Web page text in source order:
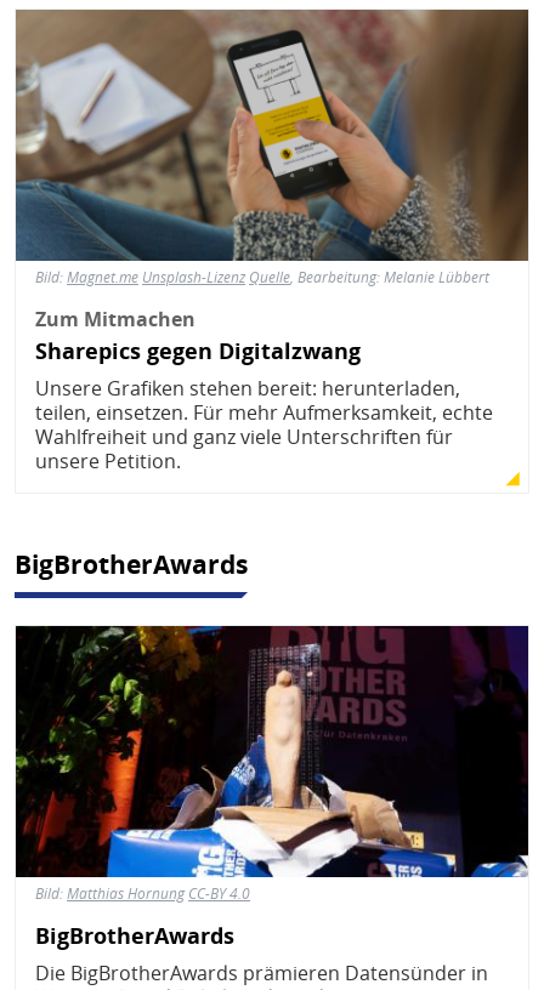
Bild
Bild:Magnet.me Unsplash-Lizenz Quelle, Bearbeitung: Melanie Lübbert
Zum Mitmachen
Sharepics gegen Digitalzwang
Unsere Grafiken stehen bereit: herunterladen,
teilen, einsetzen. Für mehr Aufmerksamkeit, echte
Wahlfreiheit und ganz viele Unterschriften für
unsere Petition.
BigBrotherAwards
Bild
Bild:Matthias Hornung CC-BY 4.0
BigBrotherAwards
Die BigBrotherAwards prämieren Datensünder in